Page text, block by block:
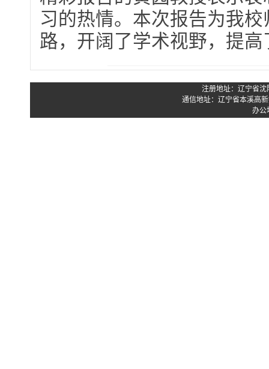
习的热情。本次报告为我
路，开阔了学术视野，提
注册地址：辽宁省沈
通信地址：辽宁省本溪高
办公